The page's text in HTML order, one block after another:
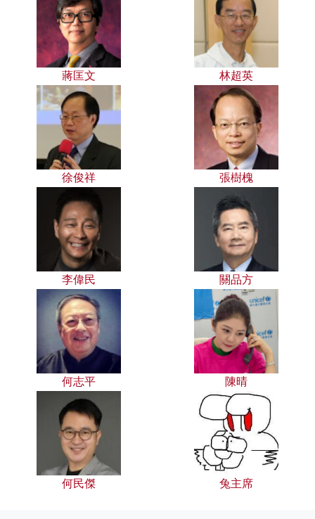
蔣匡文 林超英
徐俊祥 張樹槐
李偉民 關品方
何志平 陳晴
何民傑 兔主席